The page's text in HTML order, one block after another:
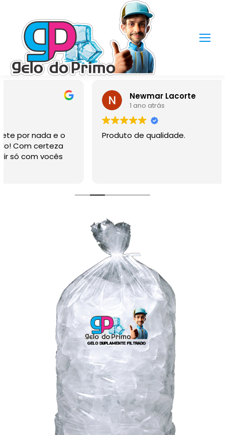
Newmar Lacorte
Produto de qualidade.